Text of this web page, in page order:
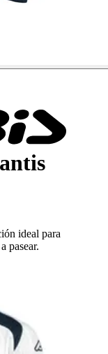
ideal para
pasear.